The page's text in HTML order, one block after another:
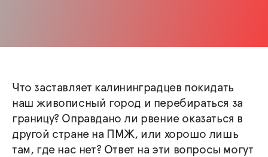
Что заставляет калининградцев покидать
наш живописный город и перебираться за
границу? Оправдано ли рвение оказаться в
другой стране на ПМЖ, или хорошо лишь
там, где нас нет? Ответ на эти вопросы могут